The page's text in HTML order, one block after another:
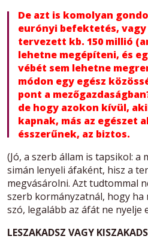
De azt is komolyan
eurónyi befektetés, vagy
tervezett kb. 150 millió
lehetne megépíteni, és
vébét sem lehetne
módon egy egész
pont a
de hogy azokon kívül,
kapnak, más az egészet
ésszerűnek, az biztos.
(Jó, a szerb állam is tapsikol: a
simán lenyeli áfaként, hisz a
megvásárolni. Azt tudtommal
szerb kormányzatnál, hogy
szó, legalább az áfát ne nyelje
LESZAKADSZ VAGY